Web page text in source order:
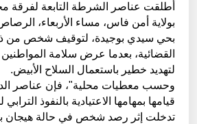
أطلقت عناصر الشرطة التابعة لفرقة
بولاية أمن فاس، مساء الأربعاء،
بحي سيدي بوجيدة، لتوقيف شخص من
القضائية، بعدما عرض سلامة
لتهديد خطير باستعمال السلاح الأبيض.
وحسب معطيات محلية"، فإن عناصر
قيامها بمهامها الاعتيادية بالنفوذ
تدخلت إثر رصد شخص في حالة هيجان